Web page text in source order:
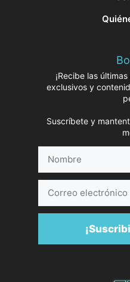
¡Recibe las
exclusivos y
Suscríbete y
electrónico